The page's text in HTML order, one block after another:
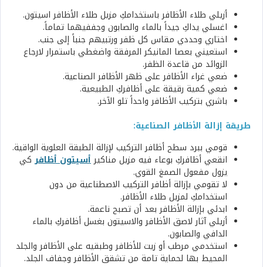
أزيلي طلاء الأظافر باستخدامكِ مزيل طلاء الأظافر اسيتون.
اغسلي يداكِ جيداً بالماء والصابون وجففيهما تماماً.
اختاري وحددي مقاس كل ظفر ورتبيهم جنباً إلى جنب.
استعيني بعصا المانيكر المرفقة واضغطي باستمرار لارجاع
الزوائد من قاعدة الظفر.
ضعي غراء الأظافر على ظهر الأظافر الصناعية.
ضعي كمية رقيقة على أظافركِ الطبيعية.
باشري بتركيب الأظافر واحداً تلو الآخر.
طريقة إزالة الأظافر الصناعية:
قومي ببرد سطح أظافر التركيب لإزالة الطبقة العلوية الواقية.
انقعي أظافركِ بوعاء فيه مزيل مناكيرأسيتون أظافركي
يزول مفعول الصمغ القوي.
لا تقومي بإزالة أظافر التركيب الاصطناعية من دون
استخدامكِ لمزيل طلاء الأظافر.
ابدئي بإزالة الأظافر بعد أن تصبح ناعمة.
أزيلي آثار لاصق الأظافر والاسيتون بغسل أظافركِ بالماء
الدافي والصابون.
استخدمي مرطب أو زيت للأظافر وطبقيه على الأظافر والجلد
المحيط بها لحماية تامة من تشقق الأظافر وجفاف الجلد.